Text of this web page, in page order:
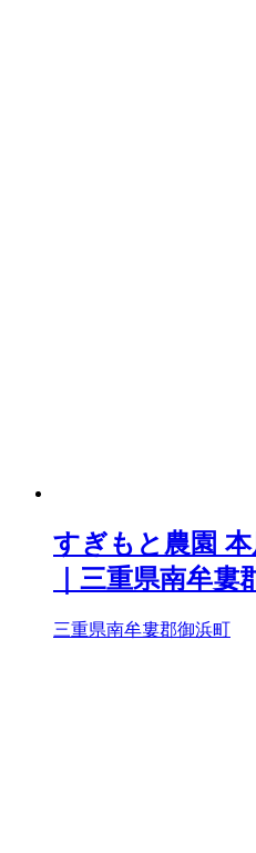
すぎもと農園
｜三重県南牟
三重県南牟婁郡御浜町